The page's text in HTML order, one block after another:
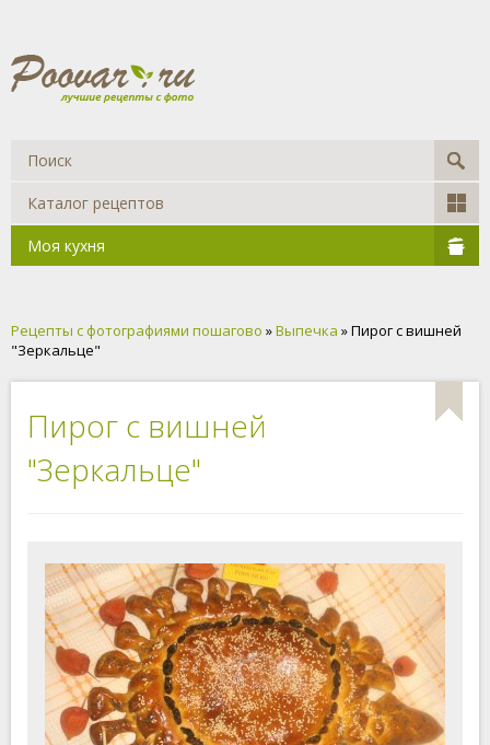
Каталог рецептов
Моя кухня
Рецепты с фотографиями пошагово »Выпечка » Пирог с вишней
"Зеркальце"
Пирог с вишней
"Зеркальце"